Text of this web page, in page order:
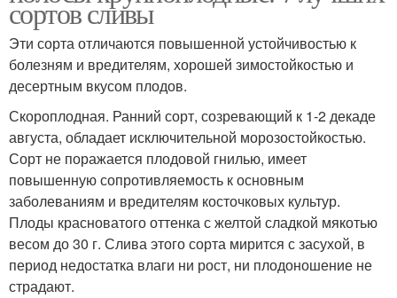
сортов сливы
Эти сорта отличаются повышенной устойчивостью к
болезням и вредителям, хорошей зимостойкостью и
десертным вкусом плодов.
Скороплодная. Ранний сорт, созревающий к 1-2 декаде
августа, обладает исключительной морозостойкостью.
Сорт не поражается плодовой гнилью, имеет
повышенную сопротивляемость к основным
заболеваниям и вредителям косточковых культур.
Плоды красноватого оттенка с желтой сладкой мякотью
весом до 30 г. Слива этого сорта мирится с засухой, в
период недостатка влаги ни рост, ни плодоношение не
страдают.